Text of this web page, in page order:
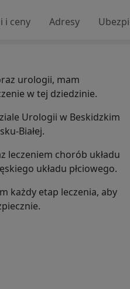
i ceny Adresy
urologii, mam
w tej dziedzinie.
Urologii w Beskidzkim
Białej.
leczeniem chorób układu
układu płciowego.
każdy etap leczenia, aby